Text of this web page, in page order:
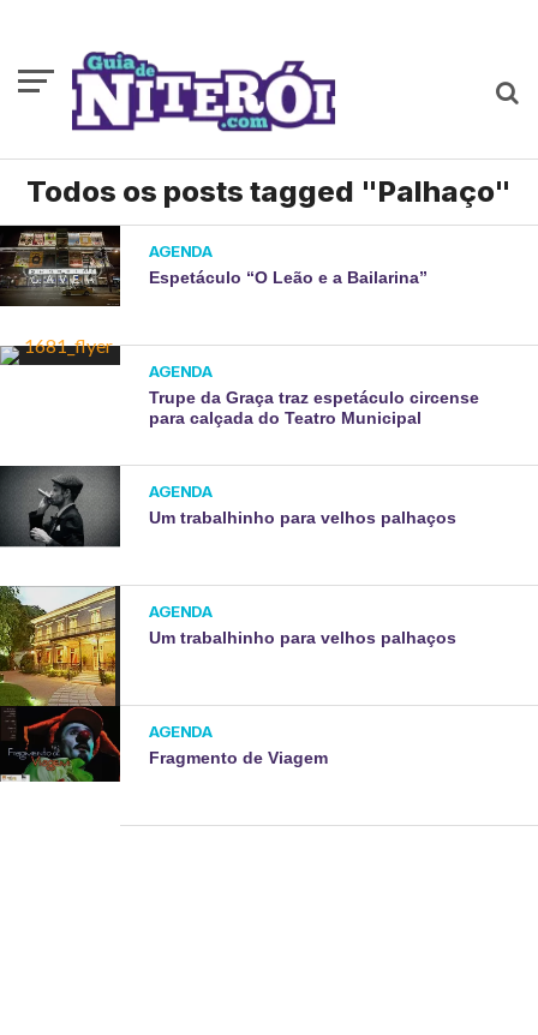
Todos os posts tagged "Palhaço"
AGENDA
Espetáculo “O Leão e a Bailarina”
AGENDA
Trupe da Graça traz espetáculo circense
para calçada do Teatro Municipal
AGENDA
Um trabalhinho para velhos palhaços
AGENDA
Um trabalhinho para velhos palhaços
AGENDA
Fragmento de Viagem